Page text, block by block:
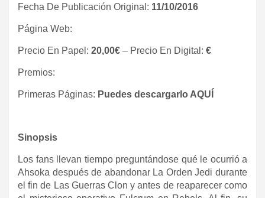
Fecha De Publicación Original: 11/10/2016
Página Web:
Precio En Papel: 20,00€ – Precio En Digital: €
Premios:
Primeras Páginas: Puedes descargarlo AQUÍ
Sinopsis
Los fans llevan tiempo preguntándose qué le ocurrió a
Ahsoka después de abandonar La Orden Jedi durante
el fin de Las Guerras Clon y antes de reaparecer como